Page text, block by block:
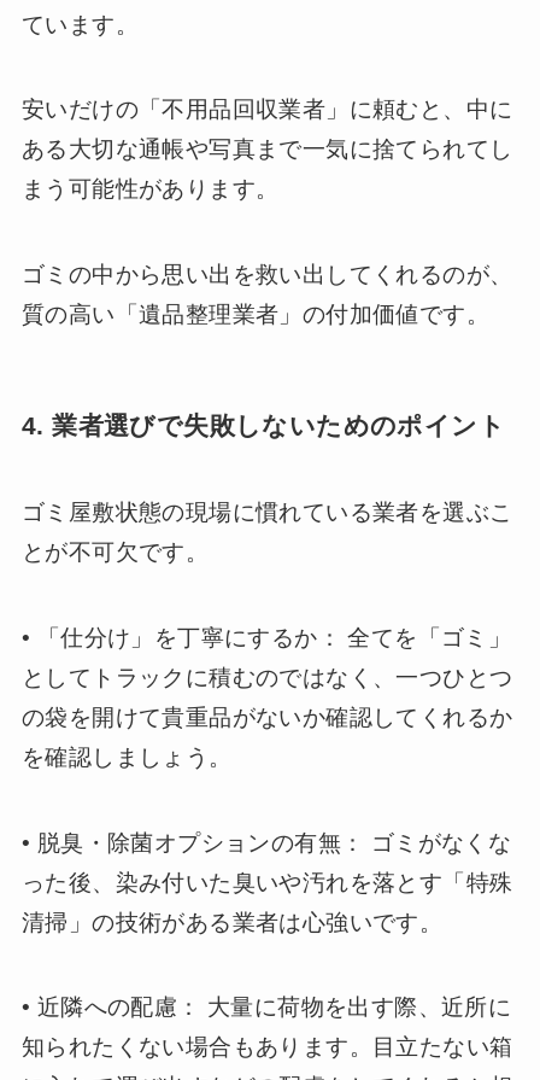
ています。
安いだけの「不用品回収業者」に頼むと、中に
ある大切な通帳や写真まで一気に捨てられてし
まう可能性があります。
ゴミの中から思い出を救い出してくれるのが、
質の高い「遺品整理業者」の付加価値です。
4. 業者選びで失敗しないためのポイント
ゴミ屋敷状態の現場に慣れている業者を選ぶこ
とが不可欠です。
• 「仕分け」を丁寧にするか： 全てを「ゴミ」
としてトラックに積むのではなく、一つひとつ
の袋を開けて貴重品がないか確認してくれるか
を確認しましょう。
• 脱臭・除菌オプションの有無： ゴミがなくな
った後、染み付いた臭いや汚れを落とす「特殊
清掃」の技術がある業者は心強いです。
• 近隣への配慮： 大量に荷物を出す際、近所に
知られたくない場合もあります。目立たない箱